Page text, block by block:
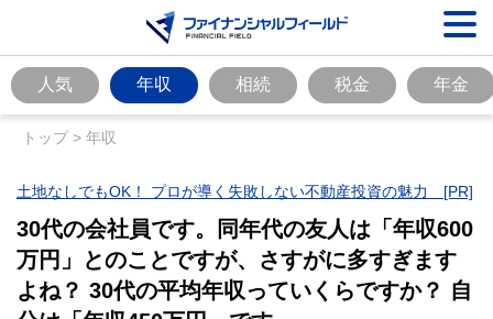
人気 年収 相続 税金 年金
トップ> 年収
土地なしでもOK！ プロが導く失敗しない不動産投資の魅力 [PR]
30代の会社員です。同年代の友人は「年収600
万円」とのことですが、さすがに多すぎます
よね？ 30代の平均年収っていくらですか？ 自